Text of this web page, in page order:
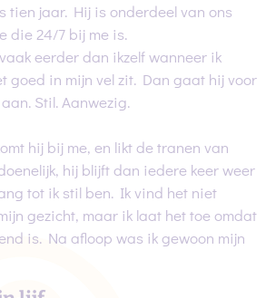
tien jaar. Hij is onderdeel van ons
die 24/7 bij me is.
eerder dan ikzelf wanneer ik
goed in mijn vel zit. Dan gaat hij voor
Stil. Aanwezig.
hij bij me, en likt de tranen van
hij blijft dan iedere keer weer
tot ik stil ben. Ik vind het niet
gezicht, maar ik laat het toe omdat
is. Na afloop was ik gewoon mijn